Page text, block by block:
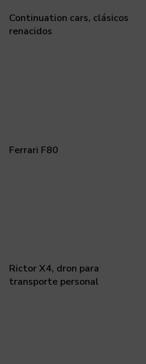
Continuation cars, clásicos
renacidos
Ferrari F80
Rictor X4, dron para
transporte personal